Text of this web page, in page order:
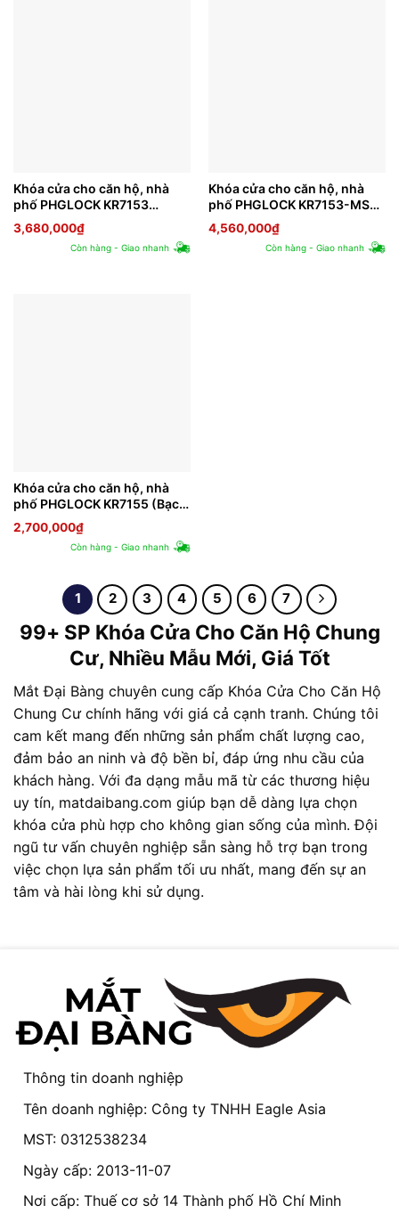
Khóa cửa cho căn hộ, nhà
phố PHGLOCK KR7153
(Vàng)
3,680,000₫
Còn hàng - Giao nhanh
Khóa cửa cho căn hộ, nhà
phố PHGLOCK KR7153-MS
(Mica gương bạc)
4,560,000₫
Còn hàng - Giao nhanh
Khóa cửa cho căn hộ, nhà
phố PHGLOCK KR7155 (Bạc-
App)
2,700,000₫
Còn hàng - Giao nhanh
1 2 3 4 5 6 7
99+ SP Khóa Cửa Cho Căn Hộ Chung
Cư, Nhiều Mẫu Mới, Giá Tốt
Mắt Đại Bàng chuyên cung cấp Khóa Cửa Cho Căn Hộ
Chung Cư chính hãng với giá cả cạnh tranh. Chúng tôi
cam kết mang đến những sản phẩm chất lượng cao,
đảm bảo an ninh và độ bền bỉ, đáp ứng nhu cầu của
khách hàng. Với đa dạng mẫu mã từ các thương hiệu
uy tín, matdaibang.com giúp bạn dễ dàng lựa chọn
khóa cửa phù hợp cho không gian sống của mình. Đội
ngũ tư vấn chuyên nghiệp sẵn sàng hỗ trợ bạn trong
việc chọn lựa sản phẩm tối ưu nhất, mang đến sự an
tâm và hài lòng khi sử dụng.
Thông tin doanh nghiệp
Tên doanh nghiệp: Công ty TNHH Eagle Asia
MST: 0312538234
Ngày cấp: 2013-11-07
Nơi cấp: Thuế cơ sở 14 Thành phố Hồ Chí Minh